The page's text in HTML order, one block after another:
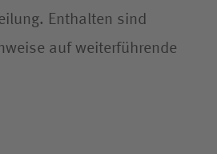
Enthalten sind
auf weiterführende